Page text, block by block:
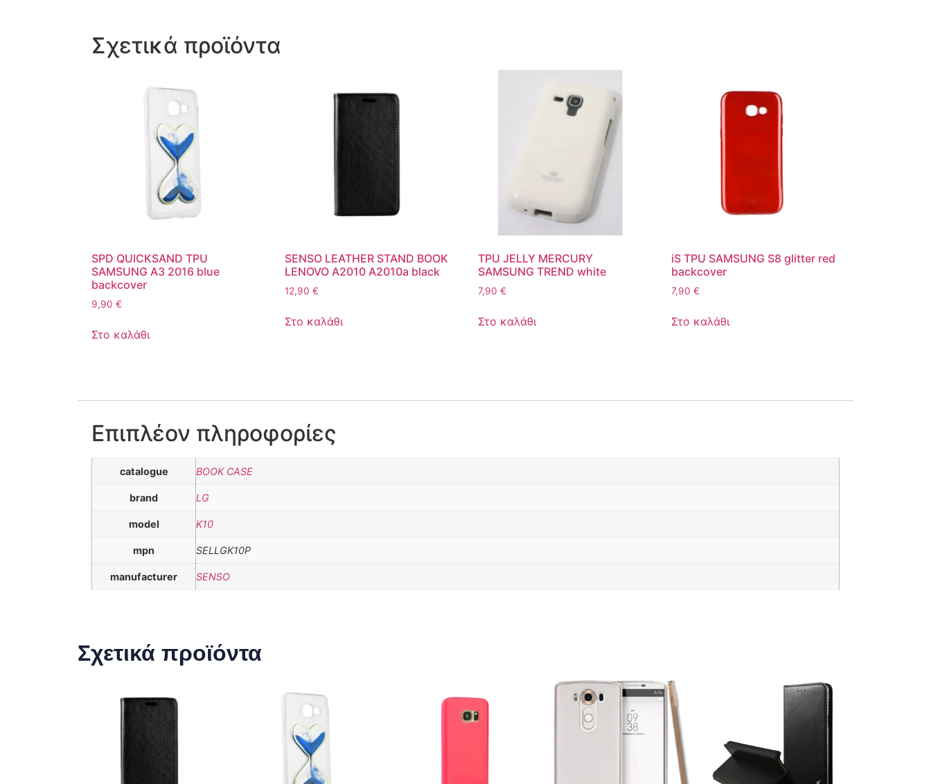
Σχετικά προϊόντα
SPD QUICKSAND TPU
SAMSUNG A3 2016 blue
backcover
9,90 €
Στο καλάθι
SENSO LEATHER STAND BOOK
LENOVO A2010 A2010a black
12,90€
Στο καλάθι
TPU JELLY MERCURY
SAMSUNG TREND white
7,90€
Στο καλάθι
iS TPU SAMSUNG S8 glitter red
backcover
7,90€
Στο καλάθι
Επιπλέον πληροφορίες
catalogue BOOK CASE
brand LG
model K10
mpn SELLGK10P
manufacturer SENSO
Σχετικά προϊόντα